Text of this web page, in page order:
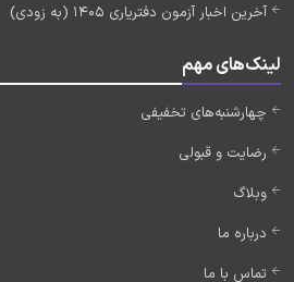
آخرین اخبار آزمون دفتریاری 1405 (به زودی)
لینک‌های مهم
چهارشنبه‌های تخفیفی
رضایت و قبولی
وبلاگ
درباره ما
تماس با ما